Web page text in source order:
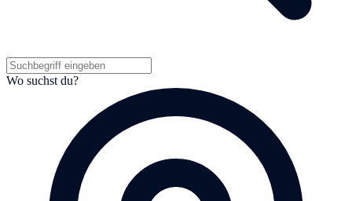
Wo suchst du?